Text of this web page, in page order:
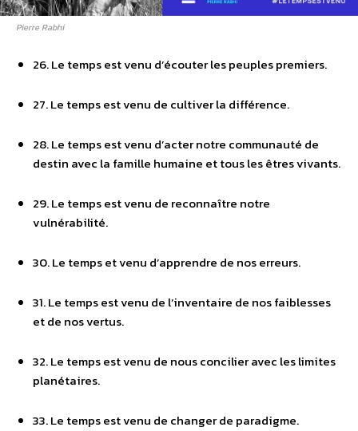
Pierre Rabhi
26. Le temps est venu d’écouter les peuples premiers.
27. Le temps est venu de cultiver la différence.
28. Le temps est venu d’acter notre communauté de
destin avec la famille humaine et tous les êtres vivants.
29. Le temps est venu de reconnaître notre
vulnérabilité.
30. Le temps et venu d’apprendre de nos erreurs.
31. Le temps est venu de l’inventaire de nos faiblesses
et de nos vertus.
32. Le temps est venu de nous concilier avec les limites
planétaires.
33. Le temps est venu de changer de paradigme.